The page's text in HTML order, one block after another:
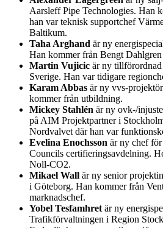
Aarsleff Pipe Technologies. Han
han var teknisk supportchef
Baltikum.
Taha Arghand är ny
Han kommer från Bengt
Martin Vujicic är ny
Sverige. Han var tidigare
Karam Abbas är ny vvs-
kommer från utbildning.
Mickey Stahlén är ny ovk-/
på AIM Projektpartner i
Nordvalvet där han var
Evelina Enochsson är ny chef
Councils certifieringsavdelning.
Noll-CO2.
Mikael Wall är ny senior
i Göteborg. Han kommer från
marknadschef.
Yobel Tesfamhret är ny
Trafikförvaltningen i Region